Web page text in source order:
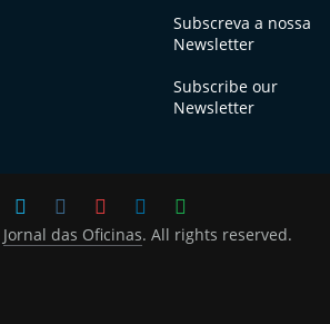
Subscreva a nossa
Newsletter
Subscribe our
Newsletter
Jornal das Oficinas. All rights reserved.